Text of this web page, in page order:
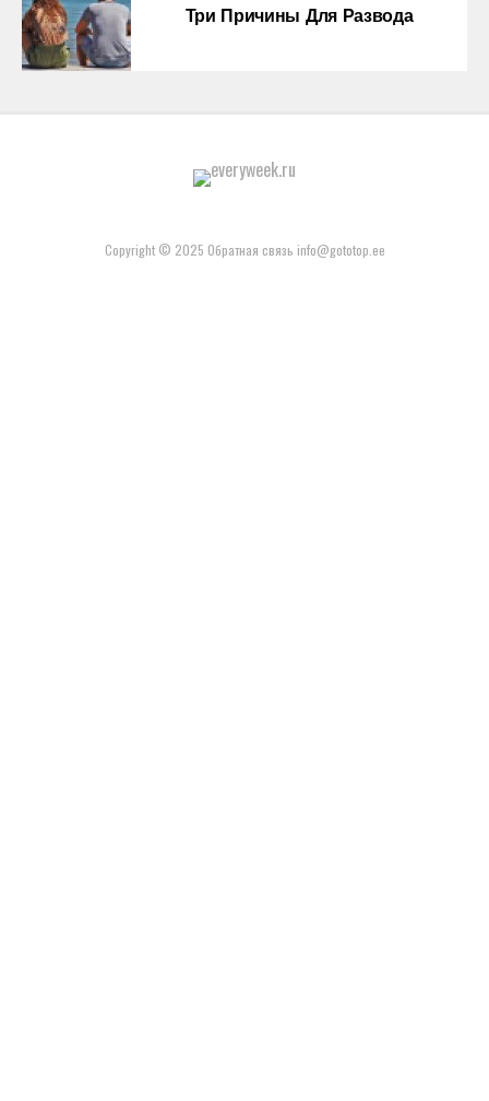
Три Причины Для Развода
Copyright © 2025 Обратная связь info@gototop.ee